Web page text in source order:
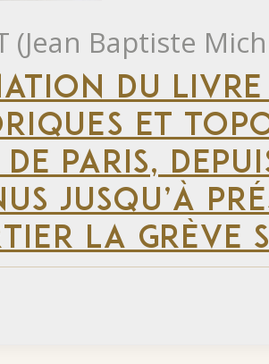
(Jean Baptiste
DU
ET
PARIS,
JUSQU’À
LA GRÈVE